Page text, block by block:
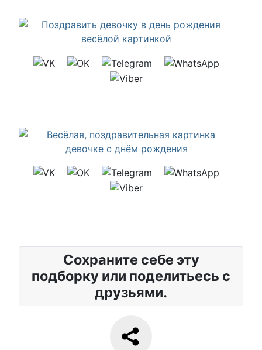
Сохраните себе эту
подборку или поделитьесь с
друзьями.